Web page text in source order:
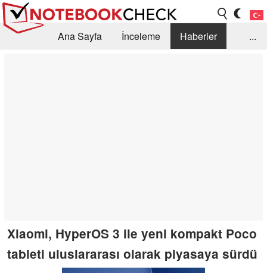
Ana Sayfa İnceleme
Haberler
...
Xiaomi, HyperOS 3 ile yeni kompakt Poco
tableti uluslararası olarak piyasaya sürdü